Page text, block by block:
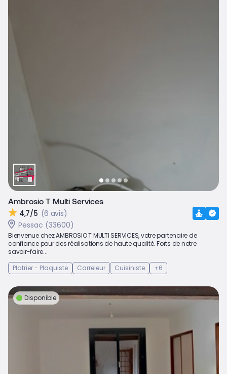
Ambrosio T Multi Services
4,7/5 (6 avis)
Pessac (33600)
Bienvenue chez AMBROSIO T MULTI SERVICES, votre partenaire de
confiance pour des réalisations de haute qualité. Forts de notre
savoir-faire...
Platrier - Plaquiste
Carreleur Cuisiniste +6
Disponible